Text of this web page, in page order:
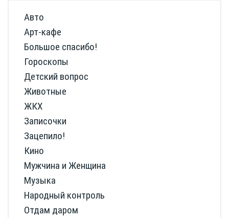
Авто
Арт-кафе
Большое спасибо!
Гороскопы
Детский вопрос
Животные
ЖКХ
Записочки
Зацепило!
Кино
Мужчина и Женщина
Музыка
Народный контроль
Отдам даром